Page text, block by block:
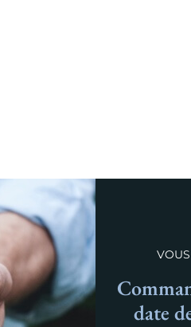
date